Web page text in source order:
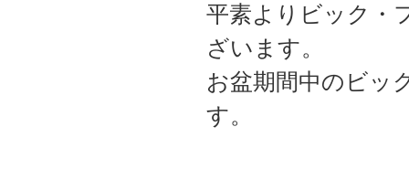
平素よりビック・
ざいます。
お盆期間中のビッ
す。